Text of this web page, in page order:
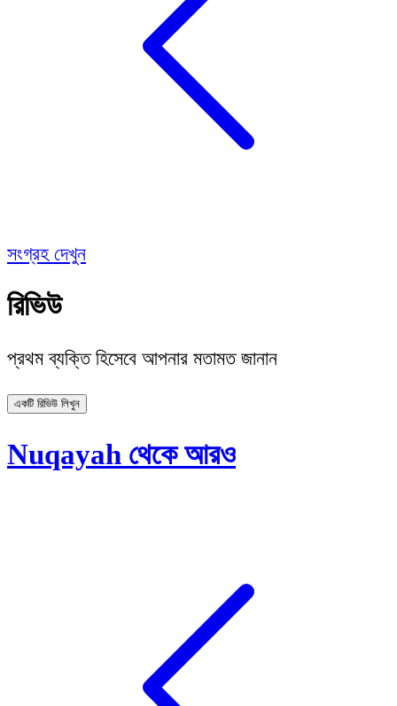
সংগ্রহ দেখুন
রিভিউ
প্রথম ব্যক্তি হিসেবে আপনার মতামত জানান
একটি রিভিউ লিখুন
Nuqayah থেকে আরও